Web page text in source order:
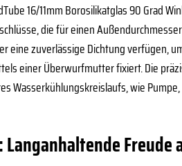
16/11mm Borosilikatglas 90 Grad
die für einen
eine zuverlässige Dichtung verfügen,
einer Überwurfmutter fixiert. Die
Wasserkühlungskreislaufs, wie
Freude